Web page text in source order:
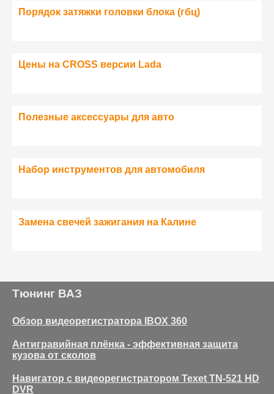
Порядок затяжки головки блока (гбц)
Цены на CROSS версии Lada
Полезные аксессуары для авто
Набор инструментов для автомобиля
Замена свечей зажигания на Калине
Тюнинг ВАЗ
Обзор видеорегистратора IBOX 360
Антигравийная плёнка - эффективная защита
кузова от сколов
Навигатор с видеорегистратором Texet TN-521 HD
DVR